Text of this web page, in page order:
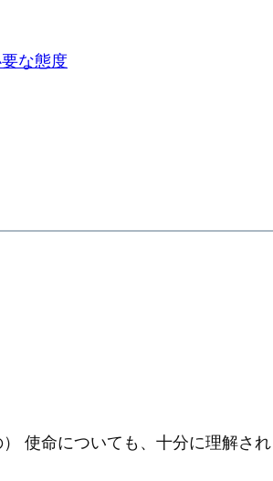
な態度
使命についても、十分に理解され